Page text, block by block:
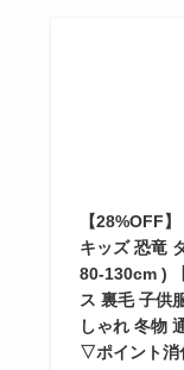
【28%OFF
キッズ 恐竜
80-130cm )
ス 裏毛 子供
しゃれ 冬物
▽ポイント消